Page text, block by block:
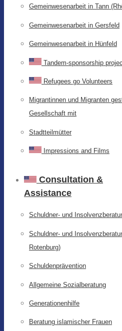
Gemeinwesenarbeit in Tann
Gemeinwesenarbeit in Gersfeld
Gemeinwesenarbeit in Hünfeld
Tandem-sponsorship
Refugees go Volunteers
Migrantinnen und Migranten
Gesellschaft mit
Stadtteilmütter
Impressions and Films
Consultation &
Assistance
Schuldner- und
Schuldner- und
Rotenburg)
Schuldenprävention
Allgemeine Sozialberatung
Generationenhilfe
Beratung islamischer Frauen